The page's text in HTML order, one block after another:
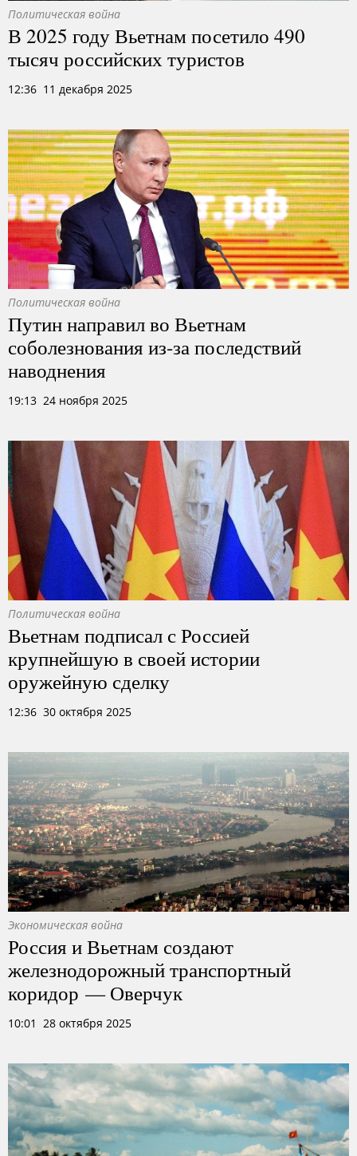
Политическая война
В 2025 году Вьетнам посетило 490
тысяч российских туристов
12:36 11 декабря 2025
Политическая война
Путин направил во Вьетнам
соболезнования из-за последствий
наводнения
19:13 24 ноября 2025
Политическая война
Вьетнам подписал с Россией
крупнейшую в своей истории
оружейную сделку
12:36 30 октября 2025
Экономическая война
Россия и Вьетнам создают
железнодорожный транспортный
коридор — Оверчук
10:01 28 октября 2025